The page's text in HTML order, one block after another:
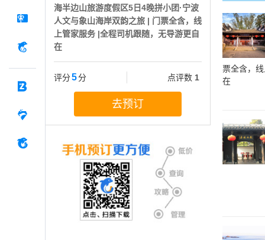
海半边山旅游度假区5日4晚拼小团·宁波
人文与象山海岸双韵之旅 | 门票全含，线
上管家服务 |全程司机跟随，无导游更自
在
评分5分 点评数 1
去预订
票全含，
在